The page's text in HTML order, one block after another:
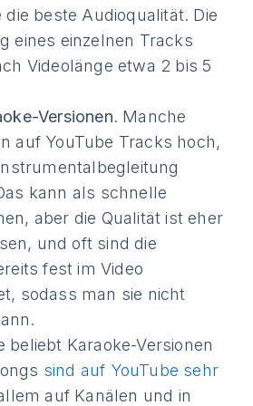
die beste Audioqualität. Die
eines einzelnen Tracks
Videolänge etwa 2 bis 5
Versionen. Manche
auf YouTube Tracks hoch,
kann als schnelle
aber die Qualität ist eher
und oft sind die
fest im Video
sodass man sie nicht
beliebt Karaoke-Versionen
sind auf YouTube sehr
auf Kanälen und in